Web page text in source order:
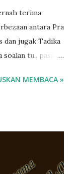
terima
antara Pra
dan jugak Tadika
tu.. pasal
aku hentam je
balik terasa
dan kami
masuk 2 tahun
MEMBACA »